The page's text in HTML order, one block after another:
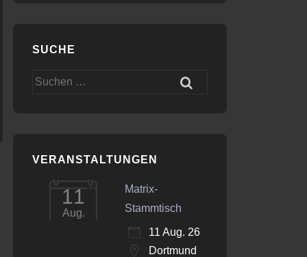
SUCHE
Suchen
VERANSTALTUNGEN
11
Aug.
Matrix-
Stammtisch
11 Aug. 26
Dortmund